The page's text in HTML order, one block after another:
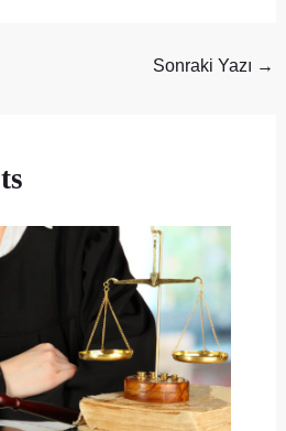
Sonraki Yazı →